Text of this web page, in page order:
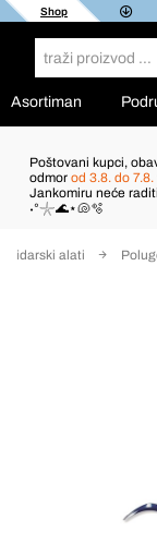
Shop
Asortiman
Poštovani kupci,
odmor od 3.8. do 7.8.
Jankomiru neće
˖°𓇼🌊⋆🐚🫧
Zidarski alati